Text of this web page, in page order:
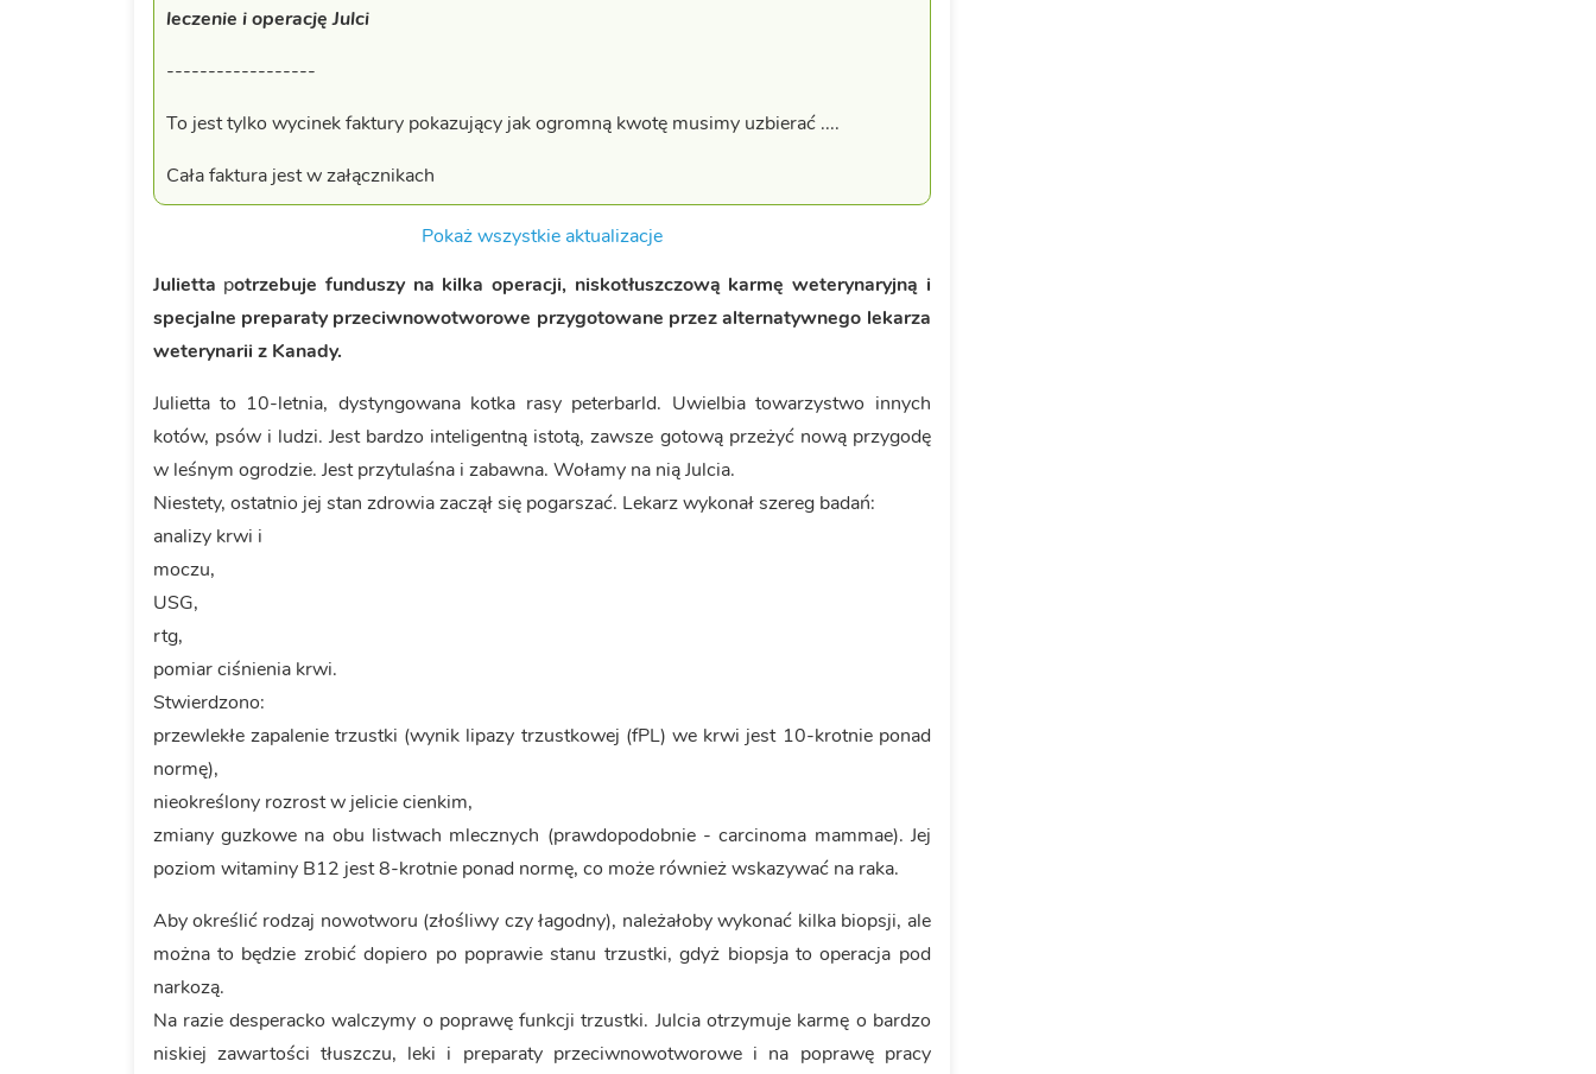
leczenie i operację Julci
------------------
To jest tylko wycinek faktury pokazujący jak ogromną kwotę musimy uzbierać ....
Cała faktura jest w załącznikach
Pokaż wszystkie aktualizacje
Julietta potrzebuje funduszy na kilka operacji, niskotłuszczową karmę weterynaryjną i
specjalne preparaty przeciwnowotworowe przygotowane przez alternatywnego lekarza
weterynarii z Kanady.
Julietta to 10-letnia, dystyngowana kotka rasy peterbarld. Uwielbia towarzystwo innych
kotów, psów i ludzi. Jest bardzo inteligentną istotą, zawsze gotową przeżyć nową przygodę
w leśnym ogrodzie. Jest przytulaśna i zabawna. Wołamy na nią Julcia.
Niestety, ostatnio jej stan zdrowia zaczął się pogarszać. Lekarz wykonał szereg badań:
analizy krwi i
moczu,
USG,
rtg,
pomiar ciśnienia krwi.
Stwierdzono:
przewlekłe zapalenie trzustki (wynik lipazy trzustkowej (fPL) we krwi jest 10-krotnie ponad
normę),
nieokreślony rozrost w jelicie cienkim,
zmiany guzkowe na obu listwach mlecznych (prawdopodobnie - carcinoma mammae). Jej
poziom witaminy B12 jest 8-krotnie ponad normę, co może również wskazywać na raka.
Aby określić rodzaj nowotworu (złośliwy czy łagodny), należałoby wykonać kilka biopsji, ale
można to będzie zrobić dopiero po poprawie stanu trzustki, gdyż biopsja to operacja pod
narkozą.
Na razie desperacko walczymy o poprawę funkcji trzustki. Julcia otrzymuje karmę o bardzo
niskiej zawartości tłuszczu, leki i preparaty przeciwnowotworowe i na poprawę pracy